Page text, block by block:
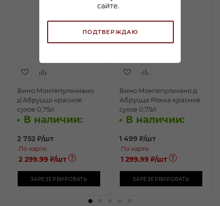
сайте.
ПОДТВЕРЖДАЮ
Вино Монтепульчиано
д’Абруццо красное
сухое 0,75л
В наличии:
2 752 ₽/шт
По карте:
2 299.99 ₽/шт
ЗАРЕЗЕРВИРОВАТЬ
Вино Монтепульчано д
Абруццо Рокка красное
сухое 0,75л
В наличии:
1 499 ₽/шт
По карте:
1 299.99 ₽/шт
ЗАРЕЗЕРВИРОВАТЬ